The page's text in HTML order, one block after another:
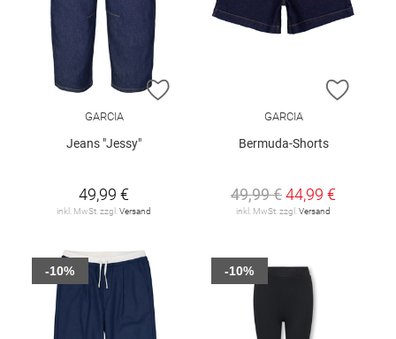
ZUR WUNSCHLISTE HINZUFÜGEN
GARCIA
Jeans "Jessy"
49,99 €
inkl. MwSt. zzgl. Versand
ZUR
GARCIA
Bermuda-Shorts
49,99 €44,99 €
inkl. MwSt. zzgl. Versand
-10% -10%